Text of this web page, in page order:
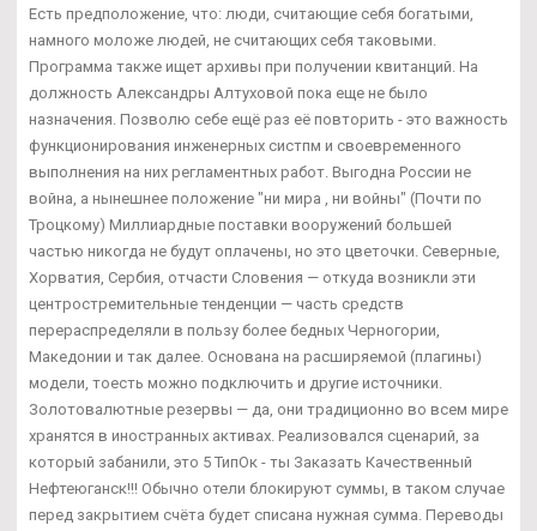
Есть предположение, что: люди, считающие себя богатыми,
намного моложе людей, не считающих себя таковыми.
Программа также ищет архивы при получении квитанций. На
должность Александры Алтуховой пока еще не было
назначения. Позволю себе ещё раз её повторить - это важность
функционирования инженерных систпм и своевременного
выполнения на них регламентных работ. Выгодна России не
война, а нынешнее положение "ни мира , ни войны" (Почти по
Троцкому) Миллиардные поставки вооружений большей
частью никогда не будут оплачены, но это цветочки. Северные,
Хорватия, Сербия, отчасти Словения — откуда возникли эти
центростремительные тенденции — часть средств
перераспределяли в пользу более бедных Черногории,
Македонии и так далее. Основана на расширяемой (плагины)
модели, тоесть можно подключить и другие источники.
Золотовалютные резервы — да, они традиционно во всем мире
хранятся в иностранных активах. Реализовался сценарий, за
который забанили, это 5 ТипОк - ты Заказать Качественный
Нефтеюганск!!! Обычно отели блокируют суммы, в таком случае
перед закрытием счёта будет списана нужная сумма. Переводы